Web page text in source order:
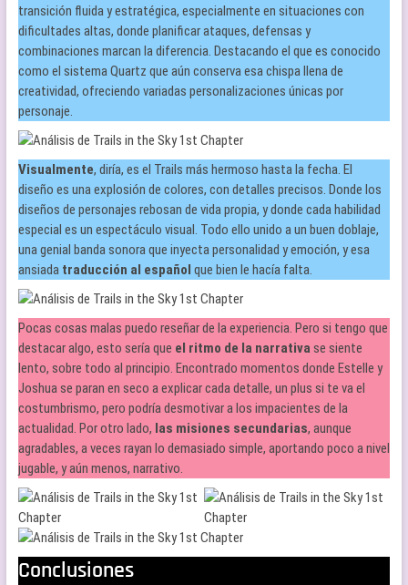
transición fluida y estratégica, especialmente en situaciones con
dificultades altas, donde planificar ataques, defensas y
combinaciones marcan la diferencia. Destacando el que es conocido
como el sistema Quartz que aún conserva esa chispa llena de
creatividad, ofreciendo variadas personalizaciones únicas por
personaje.
Visualmente, diría, es el Trails más hermoso hasta la fecha. El
diseño es una explosión de colores, con detalles precisos. Donde los
diseños de personajes rebosan de vida propia, y donde cada habilidad
especial es un espectáculo visual. Todo ello unido a un buen doblaje,
una genial banda sonora que inyecta personalidad y emoción, y esa
ansiadatraducción al español que bien le hacía falta.
Pocas cosas malas puedo reseñar de la experiencia. Pero si tengo que
destacar algo, esto sería que el ritmo de la narrativase siente
lento, sobre todo al principio. Encontrado momentos donde Estelle y
Joshua se paran en seco a explicar cada detalle, un plus si te va el
costumbrismo, pero podría desmotivar a los impacientes de la
actualidad. Por otro lado, las misiones secundarias, aunque
agradables, a veces rayan lo demasiado simple, aportando poco a nivel
jugable, y aún menos, narrativo.
Conclusiones